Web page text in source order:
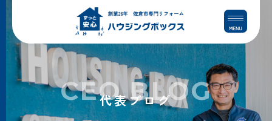
コ
テ
ン
ス
ナ
ゲ
ー
ン
代表ブログ
CEO BLOG